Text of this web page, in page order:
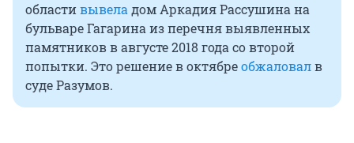
областивывела дом Аркадия Рассушина на
бульваре Гагарина из перечня выявленных
памятников в августе 2018 года со второй
попытки. Это решение в октябреобжаловалв
суде Разумов.